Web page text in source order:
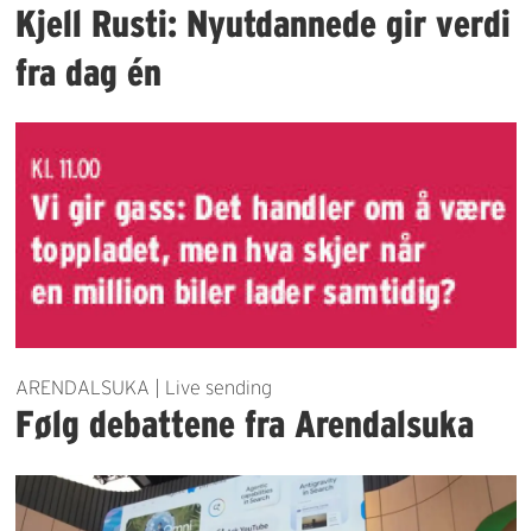
Kjell Rusti: Nyutdannede gir verdi
fra dag én
ARENDALSUKA | Live sending
Følg debattene fra Arendalsuka